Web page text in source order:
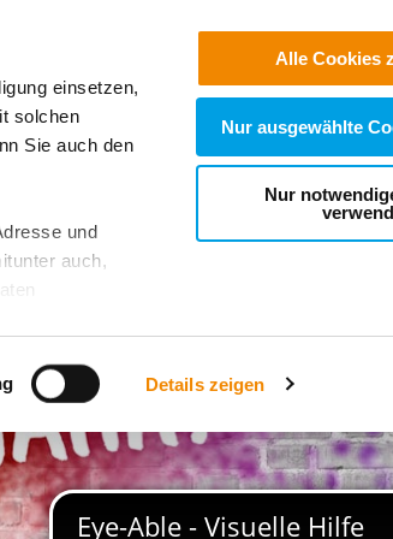
einsetzen,
solchen
Sie auch den
und
auch,
. Wenn
alle Cookie-
diese
Sie:
Details zeigen
Alle Cookies
Nur ausgewählte
Nur
Suchen
Spenden